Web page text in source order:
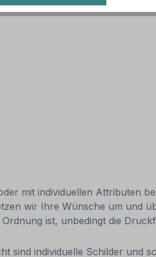
mit individuellen Attributen
wir Ihre Wünsche um und
ist, unbedingt die
individuelle Schilder und